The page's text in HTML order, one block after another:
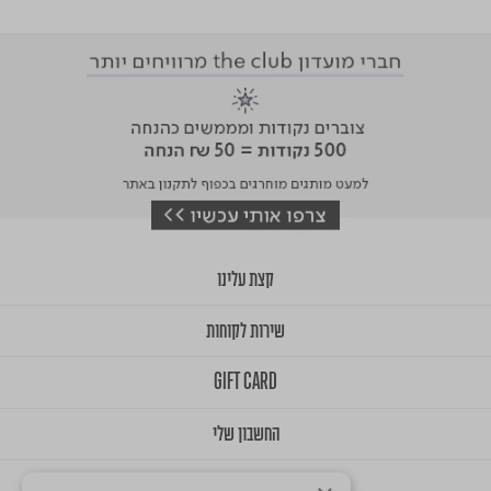
קצת עלינו
שירות לקוחות
GIFT CARD
החשבון שלי